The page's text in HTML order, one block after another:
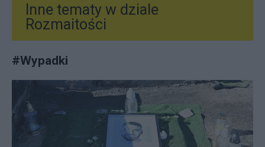
Inne tematy w dziale
Rozmaitości
#Wypadki